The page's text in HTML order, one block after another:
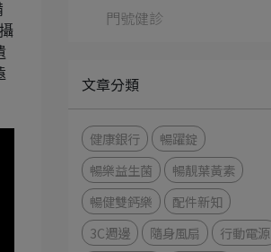
門號健診
文章分類
健康銀行
暢躍錠
暢樂益生菌
暢靚葉黃素
暢健雙鈣樂
配件新知
3C週邊
隨身風扇
行動電源